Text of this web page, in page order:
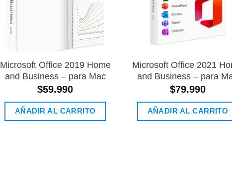
Microsoft Office 2019 Home
and Business – para Mac
$59.990
AÑADIR AL CARRITO
Microsoft Office 2021
and Business – para
$79.990
AÑADIR AL CARRITO